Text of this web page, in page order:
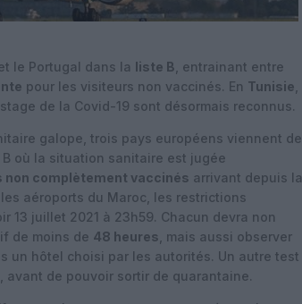
le Portugal dans la liste B , entrainant entre
pour les visiteurs non vaccinés. En Tunisie
de la Covid-19 sont désormais reconnus.
galope, trois pays européens viennent de
où la situation sanitaire est jugée
non complètement vaccinés arrivant depuis la
aéroports du Maroc, les restrictions
13 juillet 2021 à 23h59. Chacun devra non
de moins de 48 heures , mais aussi observer
un hôtel choisi par les autorités. Un autre test
avant de pouvoir sortir de quarantaine.